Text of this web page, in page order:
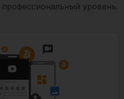
уровень.